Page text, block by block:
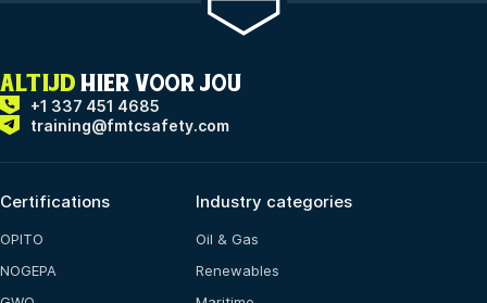
ALTIJD HIER VOOR JOU
+1 337 451 4685
training@fmtcsafety.com
Certifications
OPITO
NOGEPA
Industry categories
Oil & Gas
Renewables